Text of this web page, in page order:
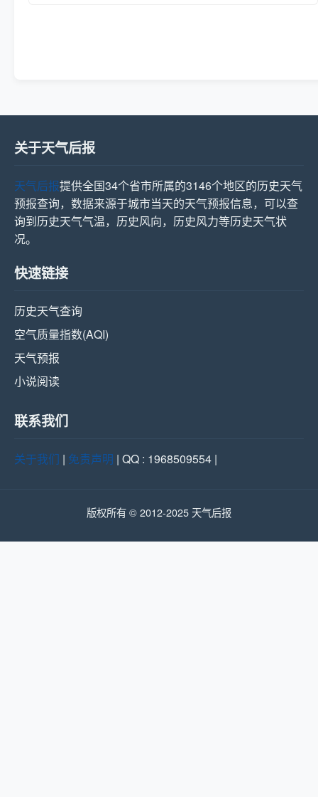
关于天气后报
天气后报提供全国34个省市所属的3146个地区的历史天气
预报查询，数据来源于城市当天的天气预报信息，可以查
询到历史天气气温，历史风向，历史风力等历史天气状
况。
快速链接
历史天气查询
空气质量指数(AQI)
天气预报
小说阅读
联系我们
关于我们 | 免责声明 | QQ : 1968509554 |
版权所有 © 2012-2025 天气后报